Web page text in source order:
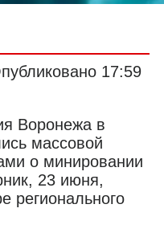
17:59
Воронежа в
массовой
о минировании
23 июня,
регионального